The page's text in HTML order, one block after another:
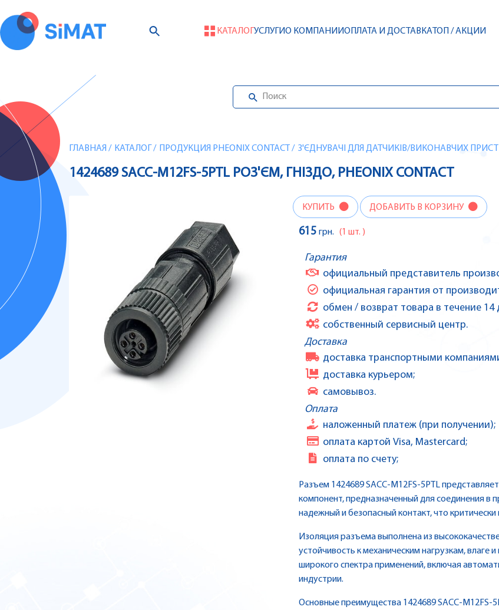
КАТАЛОГУСЛУГИО КОМПАНИИОПЛАТА И ДОСТАВКАТОП / АКЦИИ
ГЛАВНАЯ / КАТАЛОГ / ПРОДУКЦИЯ PHEONIX CONTACT / З'ЄДНУВАЧІ ДЛЯ ДАТЧИКІВ/ВИКОНАВЧИХ
1424689 SACC-M12FS-5PTL РОЗ'ЄМ, ГНІЗДО, PHEONIX CONTACT
КУПИТЬ ДОБАВИТЬ В КОРЗИНУ
615 грн. (1 шт. )
Гарантия
официальный представитель
официальная гарантия от
обмен / возврат товара в течение 14
собственный сервисный центр.
Доставка
доставка транспортными
доставка курьером;
самовывоз.
Оплата
наложенный платеж (при получении);
оплата картой Visa, Mastercard;
оплата по счету;
Разъем 1424689 SACC-M12FS-5PTL
компонент, предназначенный для соединения в
надежный и безопасный контакт, что
Изоляция разъема выполнена из
устойчивость к механическим нагрузкам,
широкого спектра применений, включая
индустрии.
Основные преимущества 1424689 SACC-M12FS-